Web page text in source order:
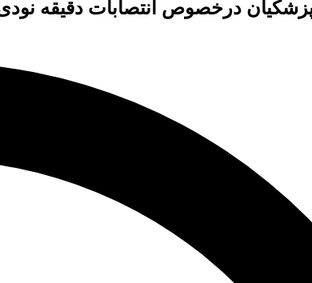
درخصوص انتصابات دقیقه